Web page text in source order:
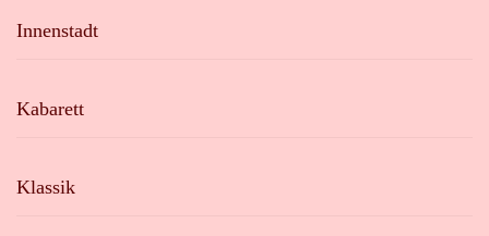
Innenstadt
Kabarett
Klassik